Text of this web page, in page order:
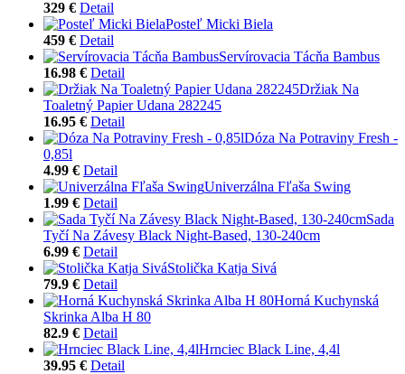
329 € Detail
Posteľ Micki Biela
459 € Detail
Servírovacia Tácňa Bambus
16.98 € Detail
Držiak Na
Toaletný Papier Udana 282245
16.95 € Detail
Dóza Na Potraviny Fresh -
0,85l
4.99 € Detail
Univerzálna Fľaša Swing
1.99 € Detail
Sada
Tyčí Na Závesy Black Night-Based, 130-240cm
6.99 € Detail
Stolička Katja Sivá
79.9 € Detail
Horná Kuchynská
Skrinka Alba H 80
82.9 € Detail
Hrnciec Black Line, 4,4l
39.95 € Detail